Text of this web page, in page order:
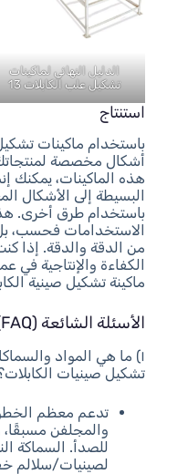
الدليل النهائي لماكينات
تشكيل علب الكابلات 13
استنتاج
باستخدام ماكينات
أشكال مخصصة
هذه الماكينات، يمكنك
البسيطة إلى الأشكال
باستخدام طرق أخرى.
الاستخدامات فحسب،
من الدقة والدقة. إذا
الكفاءة والإنتاجية في
ماكينة تشكيل صينية
الأسئلة الشائعة (FAQ)
١) ما هي المواد
تشكيل صينيات
تدعم معظم
والمجلفن مسبقًا،
لصينيات/سلالم